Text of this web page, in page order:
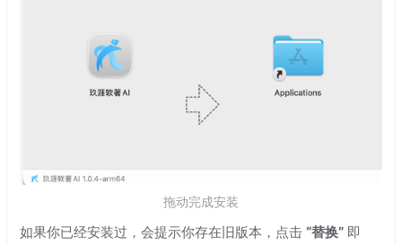
拖动完成安装
如果你已经安装过，会提示你存在旧版本，点击 “替换” 即